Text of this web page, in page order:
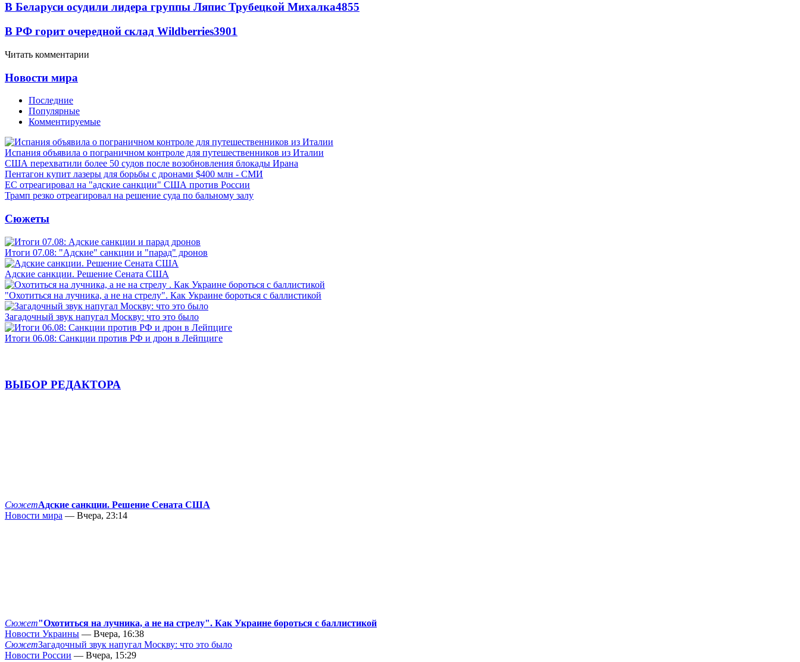
В Беларуси осудили лидера группы Ляпис Трубецкой Михалка4855
В РФ горит очередной склад Wildberries3901
Читать комментарии
Новости мира
Последние
Популярные
Комментируемые
Испания объявила о пограничном контроле для путешественников из Италии
США перехватили более 50 судов после возобновления блокады Ирана
Пентагон купит лазеры для борьбы с дронами $400 млн - СМИ
ЕС отреагировал на "адские санкции" США против России
Трамп резко отреагировал на решение суда по бальному залу
Сюжеты
Итоги 07.08: "Адские" санкции и "парад" дронов
Адские санкции. Решение Сената США
"Охотиться на лучника, а не на стрелу". Как Украине бороться с баллистикой
Загадочный звук напугал Москву: что это было
Итоги 06.08: Санкции против РФ и дрон в Лейпциге
ВЫБОР РЕДАКТОРА
СюжетАдские санкции. Решение Сената США
Новости мира — Вчера, 23:14
Сюжет"Охотиться на лучника, а не на стрелу". Как Украине бороться с баллистикой
Новости Украины — Вчера, 16:38
СюжетЗагадочный звук напугал Москву: что это было
Новости России — Вчера, 15:29